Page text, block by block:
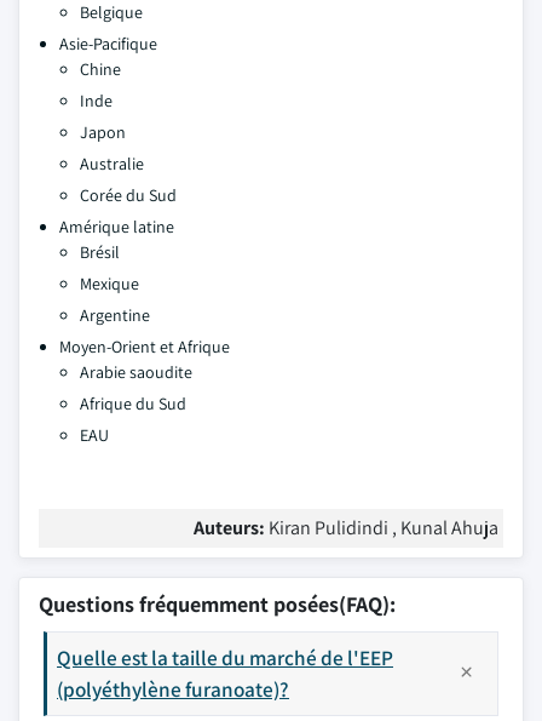
Belgique
Asie-Pacifique
Chine
Inde
Japon
Australie
Corée du Sud
Amérique latine
Brésil
Mexique
Argentine
Moyen-Orient et Afrique
Arabie saoudite
Afrique du Sud
EAU
Auteurs: Kiran Pulidindi , Kunal Ahuja
Questions fréquemment posées(FAQ):
Quelle est la taille du marché de l'EEP
(polyéthylène furanoate)?